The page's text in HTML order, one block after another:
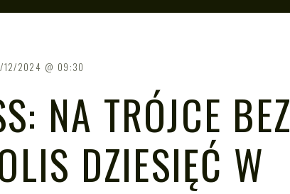
12/2024 09:30
NA TRÓJCE BEZ
DZIESIĘĆ W